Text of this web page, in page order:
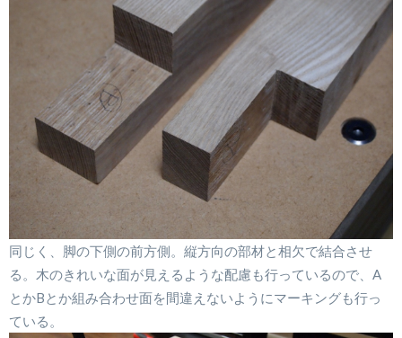
同じく、脚の下側の前方側。縦方向の部材と相欠で結合させ
る。木のきれいな面が見えるような配慮も行っているので、A
とかBとか組み合わせ面を間違えないようにマーキングも行っ
ている。